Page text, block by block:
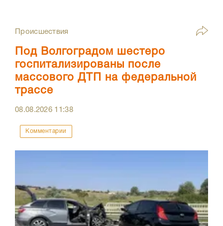
Происшествия
Под Волгоградом шестеро
госпитализированы после
массового ДТП на федеральной
трассе
08.08.2026 11:38
Комментарии